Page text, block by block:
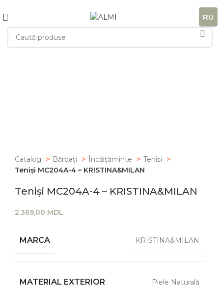
RU
Catalog Bărbați Încălțăminte
Teniși
Teniși MC204A-4 – KRISTINA&MILAN
Teniși MC204A-4 – KRISTINA&MILAN
MDL
MARCA KRISTINA&MILAN
MATERIAL EXTERIOR Piele Naturală